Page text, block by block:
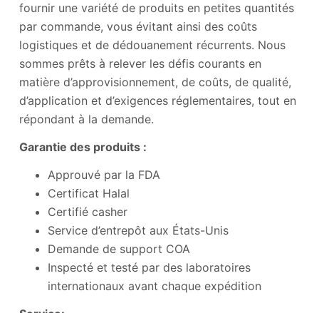
fournir une variété de produits en petites quantités
par commande, vous évitant ainsi des coûts
logistiques et de dédouanement récurrents. Nous
sommes prêts à relever les défis courants en
matière d’approvisionnement, de coûts, de qualité,
d’application et d’exigences réglementaires, tout en
répondant à la demande.
Garantie des produits :
Approuvé par la FDA
Certificat Halal
Certifié casher
Service d’entrepôt aux États-Unis
Demande de support COA
Inspecté et testé par des laboratoires
internationaux avant chaque expédition